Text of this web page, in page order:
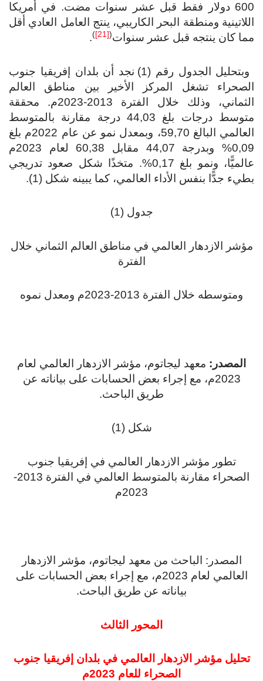
600 دولار فقط قبل عشر سنوات مضت. في أمريكا
ومنطقة البحر الكاريبي، ينتج العامل العادي أقل
كان ينتجه قبل عشر سنوات(
)
.
وبتحليل الجدول رقم (1) نجد أن بلدان إفريقيا جنوب
تشغل المركز الأخير بين مناطق العالم
الثماني، وذلك خلال الفترة 2013-2023م. محققة
متوسط درجات بلغ 44,03 درجة مقارنة بالمتوسط
العالمي البالغ 59,70، وبمعدل نمو عن عام 2022م بلغ
0,09% وبدرجة 44,07 مقابل 60,38 لعام 2023م
عالميًّا، ونمو بلغ 0,17%. متخذًا شكل صعود تدريجي
جدًّا بنفس الأداء العالمي، كما يبينه شكل (1).
جدول (1)
الازدهار العالمي في مناطق العالم الثماني خلال
الفترة
ومتوسطه خلال الفترة 2013-2023م ومعدل نموه
المصدر:معهد ليجاتوم، مؤشر الازدهار العالمي لعام
2023م، مع إجراء بعض الحسابات على بياناته عن
طريق الباحث.
شكل (1)
تطور مؤشر الازدهار العالمي في إفريقيا جنوب
الصحراء مقارنة بالمتوسط العالمي في الفترة 2013-
2023م
المصدر: الباحث من معهد ليجاتوم، مؤشر الازدهار
العالمي لعام 2023م، مع إجراء بعض الحسابات على
بياناته عن طريق الباحث.
المحور الثالث
مؤشر الازدهار العالمي في بلدان إفريقيا جنوب
الصحراء للعام 2023م